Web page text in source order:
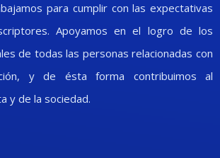
para cumplir con las expectativas
Apoyamos en el logro de los
de todas las personas relacionadas con
y de ésta forma contribuimos al
y de la sociedad.